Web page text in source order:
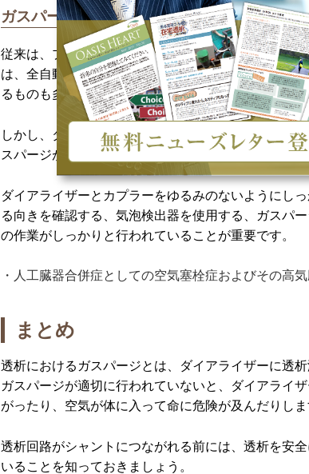
ガスパージは確認作業が大切
従来は、プライミングのひとつひとつの工程を医療
は、全自動透析装置の導入により、ガスパージを含
るものも多くなっています。
しかし、ダイアライザーや部品の接続が甘かった場
スパージが正常に完了されず、空気混入による事故
ダイアライザーとカプラーをゆるみのないようにし
る向きを確認する、気泡検出器を使用する、ガスパ
の作業がしっかりと行われていることが重要です。
・人工臓器合併症としての空気塞栓症およびその高
まとめ
透析におけるガスパージとは、ダイアライザーに透
ガスパージが適切に行われていないと、ダイアライ
がったり、空気が体に入って命に危険が及んだりしま
透析回路がシャントにつながれる前には、透析を安
いることを知っておきましょう。